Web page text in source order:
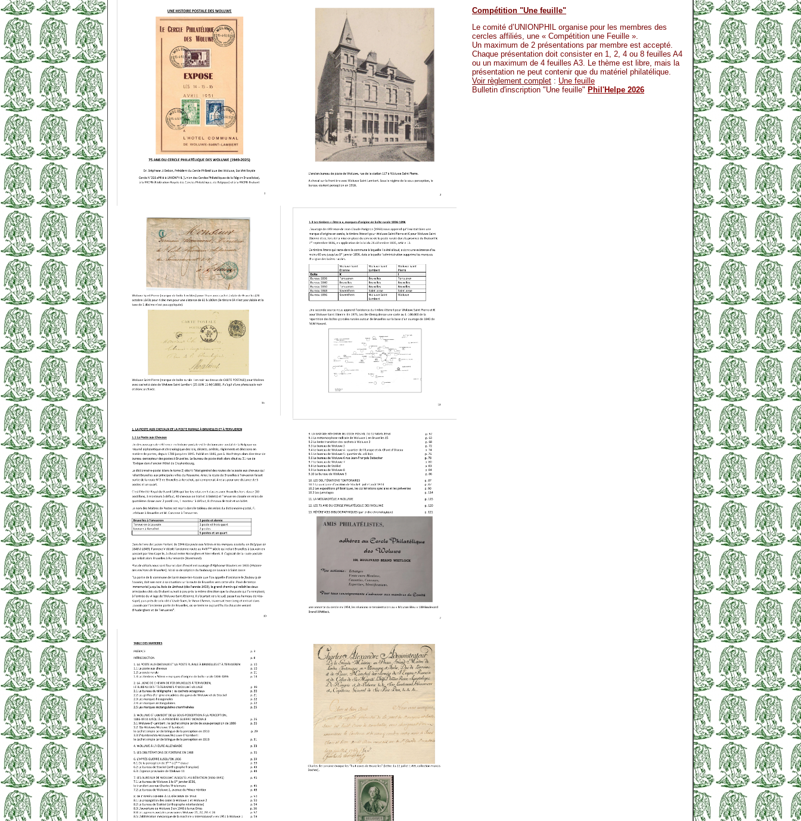
Compétition "Une feuille"
Le comité d’UNIONPHIL organise pour les membres des
cercles affiliés, une « Compétition une Feuille ».
Un maximum de 2 présentations par membre est accepté.
Chaque présentation doit consister en 1, 2, 4 ou 8 feuilles A4
ou un maximum de 4 feuilles A3. Le thème est libre, mais la
présentation ne peut contenir que du matériel philatélique.
Voir règlement complet : Une feuille
Bulletin d'inscription "Une feuille" Phil'Helpe 2026